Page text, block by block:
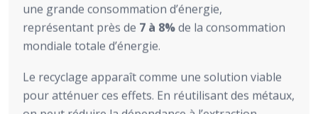
une grande consommation d’énergie,
représentant près de 7 à 8%de la consommation
mondiale totale d’énergie.
Le recyclage apparaît comme une solution viable
pour atténuer ces effets. En réutilisant des métaux,